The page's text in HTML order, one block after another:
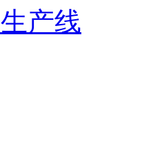
产线